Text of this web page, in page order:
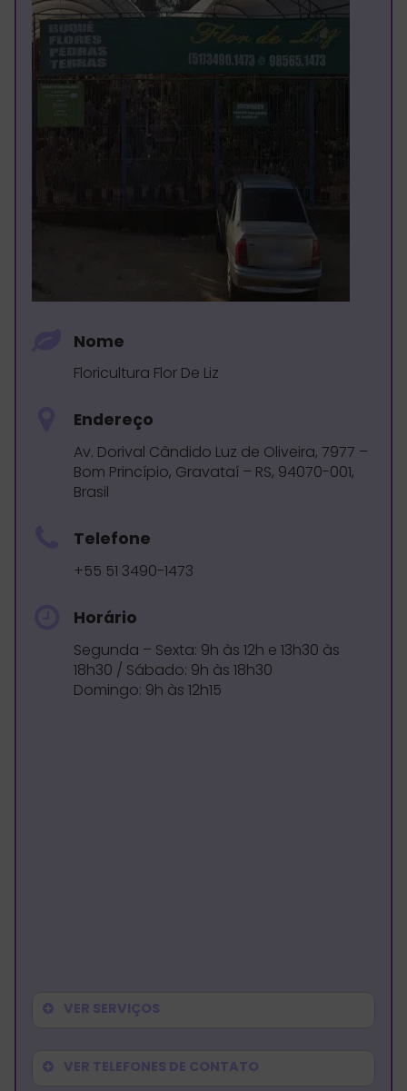
Nome
Floricultura Flor De Liz
Endereço
Av. Dorival Cândido Luz de Oliveira, 7977 –
Bom Princípio, Gravataí – RS, 94070-001,
Brasil
Telefone
+55 51 3490-1473
Horário
Segunda – Sexta: 9h às 12h e 13h30 às
18h30 / Sábado: 9h às 18h30
Domingo: 9h às 12h15
VER SERVIÇOS
VER TELEFONES DE CONTATO